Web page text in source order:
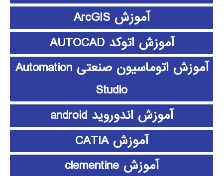
آموزش ArcGIS
آموزش اتوکد AUTOCAD
آموزش اتوماسیون صنعتی Automation
Studio
آموزش اندوروید android
آموزش CATIA
آموزش clementine